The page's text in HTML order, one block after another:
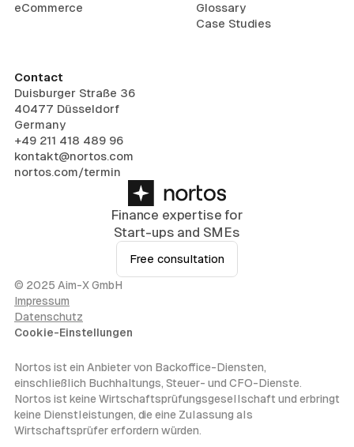
Finance expertise for
Start-ups and SMEs
Free consultation
eCommerce
Glossary
Case Studies
Contact
Duisburger Straße 36
40477 Düsseldorf
Germany
+49 211 418 489 96
kontakt@nortos.com
nortos.com/termin
© 2025 Aim-X GmbH
Impressum
Datenschutz
Cookie-Einstellungen
Nortos ist ein Anbieter von Backoffice-Diensten,
einschließlich Buchhaltungs, Steuer- und CFO-Dienste.
Nortos ist keine Wirtschaftsprüfungsgesellschaft und erbringt
keine Dienstleistungen, die eine Zulassung als
Wirtschaftsprüfer erfordern würden.